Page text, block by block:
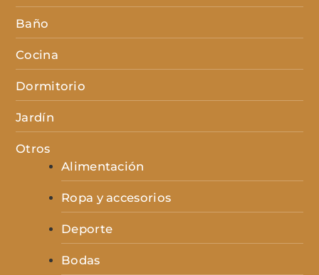
Baño
Cocina
Dormitorio
Jardín
Otros
Alimentación
Ropa y accesorios
Deporte
Bodas